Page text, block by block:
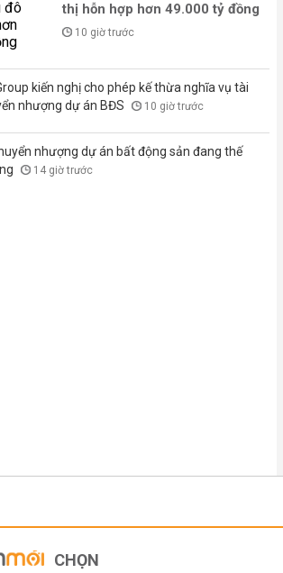
thị hỗn hợp hơn 49.000 tỷ đồng
10 giờ trước
kiến nghị cho phép kế thừa nghĩa vụ tài
nhượng dự án BĐS
10 giờ trước
nhượng dự án bất động sản đang thế
14 giờ trước
CHỌN